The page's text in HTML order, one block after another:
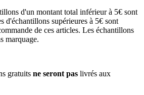
d'un montant total inférieur à 5€ sont
d'échantillons supérieures à 5€ sont
de ces articles. Les échantillons
marquage.
gratuits ne seront pas livrés aux